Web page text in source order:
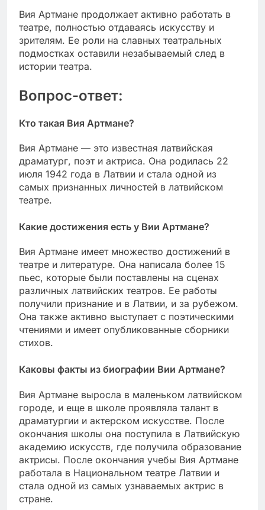
Вия Артмане продолжает активно работать в
театре, полностью отдаваясь искусству и
зрителям. Ее роли на славных театральных
подмостках оставили незабываемый след в
истории театра.
Вопрос-ответ:
Кто такая Вия Артмане?
Вия Артмане — это известная латвийская
драматург, поэт и актриса. Она родилась 22
июля 1942 года в Латвии и стала одной из
самых признанных личностей в латвийском
театре.
Какие достижения есть у Вии Артмане?
Вия Артмане имеет множество достижений в
театре и литературе. Она написала более 15
пьес, которые были поставлены на сценах
различных латвийских театров. Ее работы
получили признание и в Латвии, и за рубежом.
Она также активно выступает с поэтическими
чтениями и имеет опубликованные сборники
стихов.
Каковы факты из биографии Вии Артмане?
Вия Артмане выросла в маленьком латвийском
городе, и еще в школе проявляла талант в
драматургии и актерском искусстве. После
окончания школы она поступила в Латвийскую
академию искусств, где получила образование
актрисы. После окончания учебы Вия Артмане
работала в Национальном театре Латвии и
стала одной из самых узнаваемых актрис в
стране.